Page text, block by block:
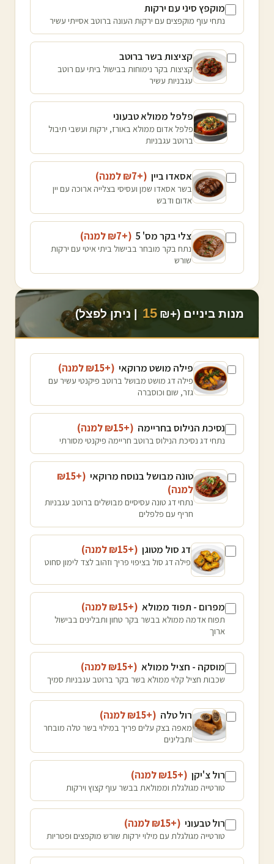
מוקפץ סיני עם ירקות
נתחי עוף מוקפצים עם ירקות העונה ברוטב אסייתי עשיר
קציצות בשר ברוטב
קציצות בקר נימוחות בבישול ביתי עם רוטב
עגבניות עשיר
פלפל ממולא טבעוני
פלפל אדום ממולא באורז, ירקות ועשבי תיבול
ברוטב עגבניות
אסאדו ביין (+₪
7 למנה)
בשר אסאדו שמן ועסיסי בצלייה ארוכה עם יין
אדום ודבש
צלי בקר מס' 5 (+₪
7 למנה)
נתח בקר מובחר בבישול ביתי איטי עם ירקות
שורש
מנות ביניים (+₪ 15 | ניתן לפצל)
פילה מושט מרוקאי (+₪
15 למנה)
פילה דג מושט מבושל ברוטב פיקנטי עשיר עם
גזר, שום וכוסברה
נסיכת הנילוס בחריימה (+₪
15 למנה)
נתחי דג נסיכת הנילוס ברוטב חריימה פיקנטי מסורתי
טונה מבושל בנוסח מרוקאי (+₪
15
למנה)
נתחי דג טונה עסיסיים מבושלים ברוטב עגבניות
חריף עם פלפלים
דג סול מטוגן (+₪
15 למנה)
פילה דג סול בציפוי פריך וזהוב לצד לימון סחוט
מפרום - תפוד ממולא (+₪
15 למנה)
תפוח אדמה ממולא בבשר בקר טחון ותבלינים בבישול
ארוך
מוסקה - חציל ממולא (+₪
15 למנה)
שכבות חציל קלוי ממולא בשר בקר ברוטב עגבניות סמיך
רול טלה (+₪
15 למנה)
מאפה בצק עלים פריך במילוי בשר טלה מובחר
ותבלינים
רול צ'יקן (+₪
15 למנה)
טורטייה מגולגלת וממולאת בבשר עוף קצוץ וירקות
רול טבעוני (+₪
15 למנה)
טורטייה מגולגלת עם מילוי ירקות שורש מוקפצים ופטריות